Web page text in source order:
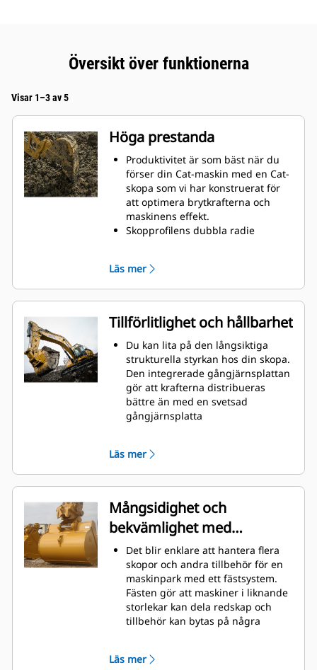
Översikt över funktionerna
Visar 1–3 av 5
Höga prestanda
Produktivitet är som bäst när du
förser din Cat-maskin med en Cat-
skopa som vi har konstruerat för
att optimera brytkrafterna och
maskinens effekt.
Skopprofilens dubbla radie
frigång säkerställer att skopans
botten inte släpar, vilket minskar
underhållskostnaderna.
Bränsleförbrukningstoppar under
grävning. Cat-skoporna är
utformade för att skära genom
material snabbt och förbättra
maskinens totala effektivitet.
Lasta mer material på kortare tid.
Skopans form och sidostänger
håller de flesta material i din
Läs mer
Tillförlitlighet och hållbarhet
Du kan lita på den långsiktiga
strukturella styrkan hos din skopa.
Den integrerade gångjärnsplattan
gör att krafterna distribueras
bättre än med en svetsad
gångjärnsplatta
stål, särskilt användbart på
extrema slitytor
Skydda extrema slitytor på skopan
bäst från att komma i kontakt med
material med Caterpillars redskap
med markkontakt (GET)
Högre produktion i krävande
förhållanden, enklare inträngning
i högar och snabbare cykeltider
med Cat®Advansys™ GET
Installera och ta bort tänder
snabbare än tidigare med
Advansys hammarlösa GET-system
adaptrar med endast handverktyg
Läs mer
Mångsidighet och
bekvämlighet med
snabbfästen
Det blir enklare att hantera flera
skopor och andra tillbehör för en
maskinpark med ett fästsystem.
Fästen gör att maskiner i liknande
storlekar kan dela redskap och
tillbehör kan bytas på några
Pinnmonterade skopor är även
Läs mer